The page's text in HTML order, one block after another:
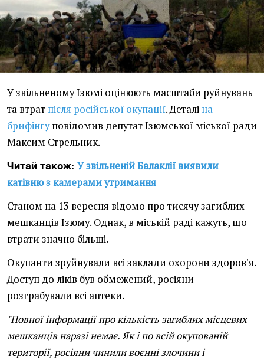
У звільненому Ізюмі оцінюють масштаби руйнувань
та втрат після російської окупації. Деталі на
брифінгуповідомив депутат Ізюмської міської ради
Максим Стрельник.
Читай також: У звільненій Балаклії виявили
катівню з камерами утримання
Станом на 13 вересня відомо про тисячу загиблих
мешканців Ізюму. Однак, в міській раді кажуть, що
втрати значно більші.
Окупанти зруйнували всі заклади охорони здоров'я.
Доступ до ліків був обмежений, росіяни
розграбували всі аптеки.
"Повної інформації про кількість загиблих місцевих
мешканців наразі немає. Як і по всій окупованій
території, росіяни чинили воєнні злочини і